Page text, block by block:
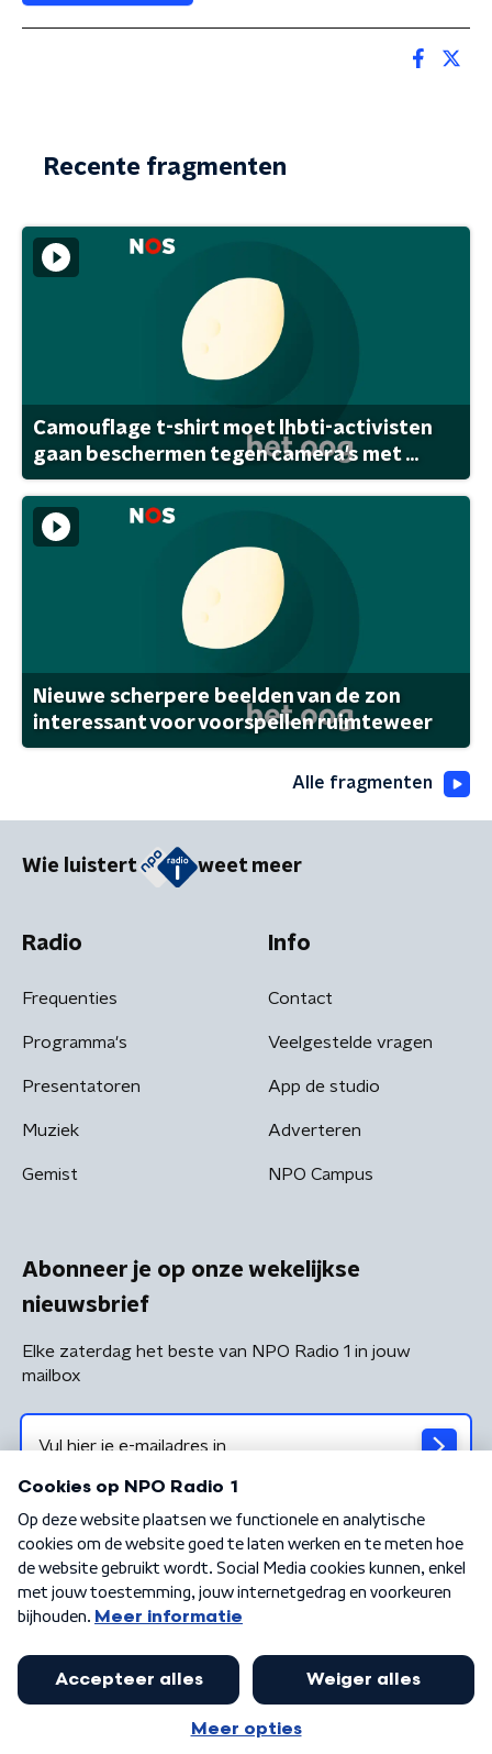
Recente fragmenten
Camouflage t-shirt moet lhbti-activisten
gaan beschermen tegen camera's met ...
Nieuwe scherpere beelden van de zon
interessant voor voorspellen ruimteweer
Alle fragmenten
Wie luistert weet meer
Radio
Frequenties
Programma's
Presentatoren
Muziek
Gemist
Info
Contact
Veelgestelde vragen
App de studio
Adverteren
NPO Campus
Abonneer je op onze wekelijkse
nieuwsbrief
Elke zaterdag het beste van NPO Radio 1 in jouw
mailbox
Algemene voorwaarden